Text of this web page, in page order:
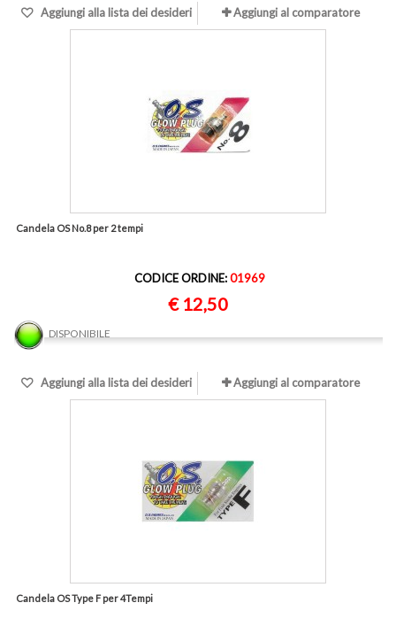
Aggiungi alla lista dei desideri Aggiungi al comparatore
Candela OS No.8 per 2 tempi
CODICE ORDINE:01969
€ 12,50
DISPONIBILE
Aggiungi alla lista dei desideri Aggiungi al comparatore
Candela OS Type F per 4Tempi